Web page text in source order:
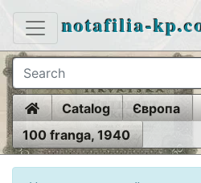
notafilia-
HomeCatalog Європа
100 franga, 1940